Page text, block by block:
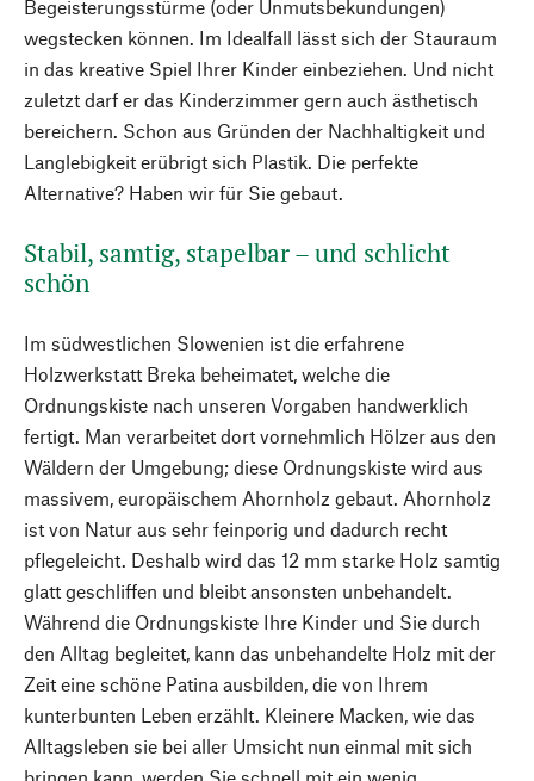
Begeisterungsstürme (oder Unmutsbekundungen)
wegstecken können. Im Idealfall lässt sich der Stauraum
in das kreative Spiel Ihrer Kinder einbeziehen. Und nicht
zuletzt darf er das Kinderzimmer gern auch ästhetisch
bereichern. Schon aus Gründen der Nachhaltigkeit und
Langlebigkeit erübrigt sich Plastik. Die perfekte
Alternative? Haben wir für Sie gebaut.
Stabil, samtig, stapelbar – und schlicht
schön
Im südwestlichen Slowenien ist die erfahrene
Holzwerkstatt Breka beheimatet, welche die
Ordnungskiste nach unseren Vorgaben handwerklich
fertigt. Man verarbeitet dort vornehmlich Hölzer aus den
Wäldern der Umgebung; diese Ordnungskiste wird aus
massivem, europäischem Ahornholz gebaut. Ahornholz
ist von Natur aus sehr feinporig und dadurch recht
pflegeleicht. Deshalb wird das 12 mm starke Holz samtig
glatt geschliffen und bleibt ansonsten unbehandelt.
Während die Ordnungskiste Ihre Kinder und Sie durch
den Alltag begleitet, kann das unbehandelte Holz mit der
Zeit eine schöne Patina ausbilden, die von Ihrem
kunterbunten Leben erzählt. Kleinere Macken, wie das
Alltagsleben sie bei aller Umsicht nun einmal mit sich